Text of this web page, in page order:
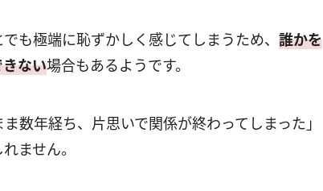
も極端に恥ずかしく感じてしまうため、 誰かを
ない場合もあるようです。
数年経ち、片思いで関係が終わってしまった」
ません。